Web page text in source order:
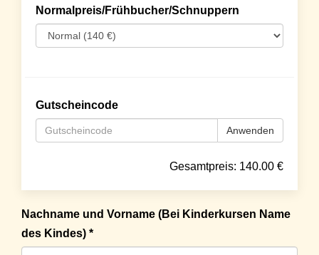
Normalpreis/Frühbucher/Schnuppern
Gutscheincode
Anwenden
Gesamtpreis: 140.00 €
Nachname und Vorname (Bei Kinderkursen Name
des Kindes) *